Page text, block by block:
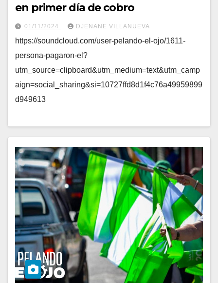
en primer día de cobro
01/11/2024 DJENANE VILLANUEVA
https://soundcloud.com/user-pelando-el-ojo/1611-
persona-pagaron-el?
utm_source=clipboard&utm_medium=text&utm_camp
aign=social_sharing&si=10727ffd8d1f4c76a49959899
d949613